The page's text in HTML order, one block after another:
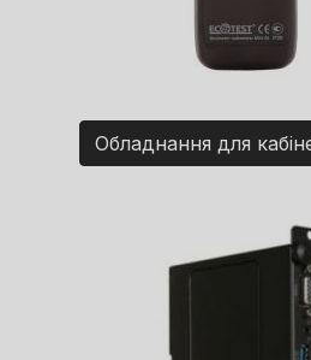
Обладнання для